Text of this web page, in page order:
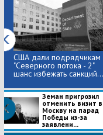
США дали подрядчикам
"Северного потока - 2"
шанс избежать санкций...
Земан пригрозил
отменить визит в
Москву на парад
Победы из-за
заявлени...